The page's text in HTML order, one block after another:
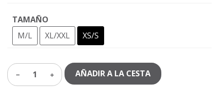
TAMAÑO
M/L
XL/XXL XS/S
1 AÑADIR A LA CESTA